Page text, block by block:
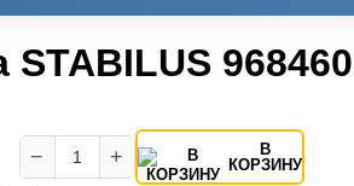
− +
В
КОРЗИНУ